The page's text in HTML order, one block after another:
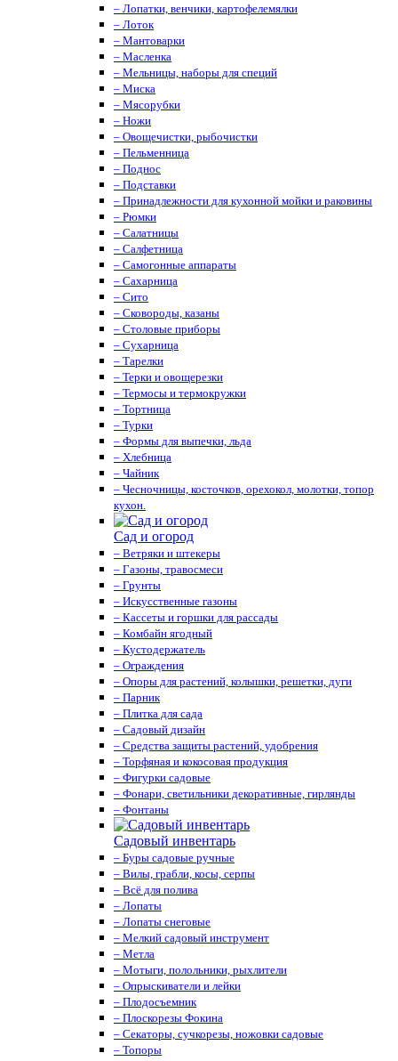
– Лопатки, венчики, картофелемялки
– Лоток
– Мантоварки
– Масленка
– Мельницы, наборы для специй
– Миска
– Мясорубки
– Ножи
– Овощечистки, рыбочистки
– Пельменница
– Поднос
– Подставки
– Принадлежности для кухонной мойки и раковины
– Рюмки
– Салатницы
– Салфетница
– Самогонные аппараты
– Сахарница
– Сито
– Сковороды, казаны
– Столовые приборы
– Сухарница
– Тарелки
– Терки и овощерезки
– Термосы и термокружки
– Тортница
– Турки
– Формы для выпечки, льда
– Хлебница
– Чайник
– Чесночницы, косточков, орехокол, молотки, топор
кухон.
Сад и огород
– Ветряки и штекеры
– Газоны, травосмеси
– Грунты
– Искусственные газоны
– Кассеты и горшки для рассады
– Комбайн ягодный
– Кустодержатель
– Ограждения
– Опоры для растений, колышки, решетки, дуги
– Парник
– Плитка для сада
– Садовый дизайн
– Средства защиты растений, удобрения
– Торфяная и кокосовая продукция
– Фигурки садовые
– Фонари, светильники декоративные, гирлянды
– Фонтаны
Садовый инвентарь
– Буры садовые ручные
– Вилы, грабли, косы, серпы
– Всё для полива
– Лопаты
– Лопаты снеговые
– Мелкий садовый инструмент
– Метла
– Мотыги, полольники, рыхлители
– Опрыскиватели и лейки
– Плодосъемник
– Плоскорезы Фокина
– Секаторы, сучкорезы, ножовки садовые
– Топоры